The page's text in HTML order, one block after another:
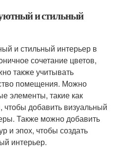
и стильный
и стильный интерьер в
сочетание цветов,
также учитывать
помещения. Можно
элементы, такие как
добавить визуальный
Также можно добавить
и эпох, чтобы создать
интерьер.